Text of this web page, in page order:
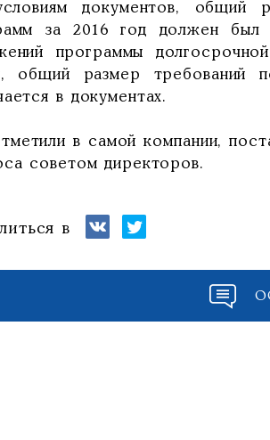
документов, общий
за 2016 год должен
программы
общий размер требований
в документах.
в самой компании,
советом директоров.
в